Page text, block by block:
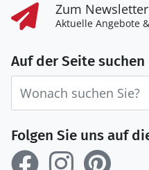
Zum
Aktuelle Angebote
Auf der Seite suchen
Folgen Sie uns auf